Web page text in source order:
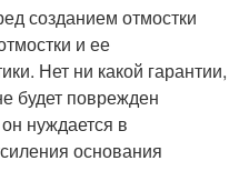
созданием отмостки
и ее
Нет ни какой гарантии,
будет поврежден
нуждается в
основания